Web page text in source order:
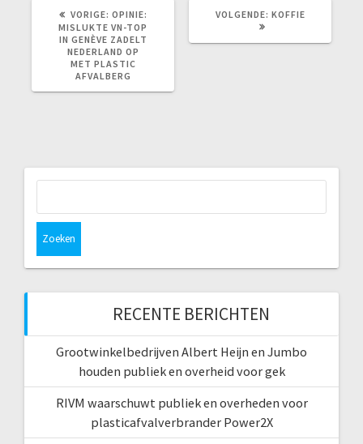
VORIGE: VORIG
BERICHT:
OPINIE:
MISLUKTE VN-TOP
IN GENÈVE ZADELT
NEDERLAND OP
MET PLASTIC
AFVALBERG
VOLGENDE: VOLGEND
KOFFIE
RECENTE BERICHTEN
Grootwinkelbedrijven Albert Heijn en Jumbo
houden publiek en overheid voor gek
RIVM waarschuwt publiek en overheden voor
plasticafvalverbrander Power2X